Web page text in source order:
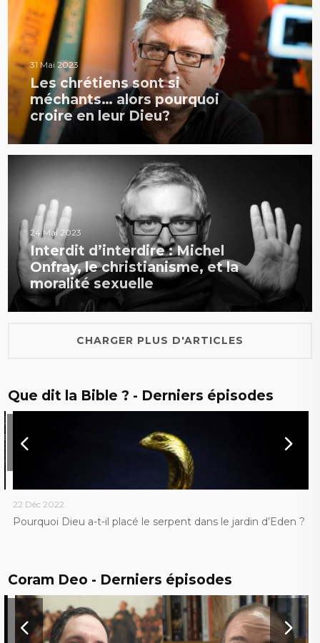
31 Mai 2023
Les chrétiens sont si
méchants… alors pourquoi
croire en leur Dieu?
24 Mai 2023
Interdit d’interdire : Michel
Onfray, le christianisme, et la
moralité sexuelle
CHARGER PLUS D'ARTICLES
Que dit la Bible ? - Derniers épisodes
22 Déc 2022
Pourquoi Dieu a-t-il placé le serpent dans le jardin d’Eden ?
Coram Deo - Derniers épisodes